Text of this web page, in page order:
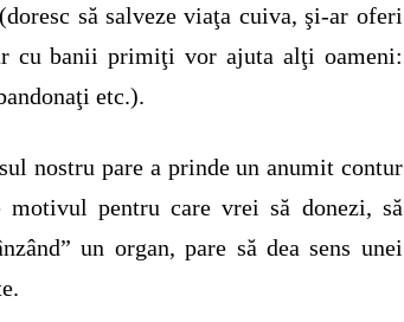
să salveze viaţa cuiva, şi-ar oferi
cu banii primiţi vor ajuta alţi oameni:
etc.).
nostru pare a prinde un anumit contur
pentru care vrei să donezi, să
un organ, pare să dea sens unei